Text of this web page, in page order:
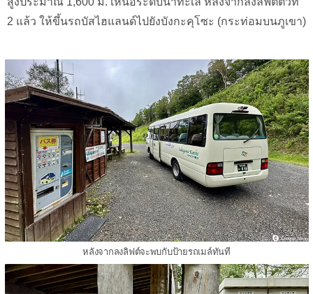
2 แล้ว ให้ขึ้นรถบัสไฮแลนด์ไปยังบังกะคุโซะ (กระท่อมบนภูเขา)
หลังจากลงลิฟต์จะพบกับป้ายรถเมล์ทันที